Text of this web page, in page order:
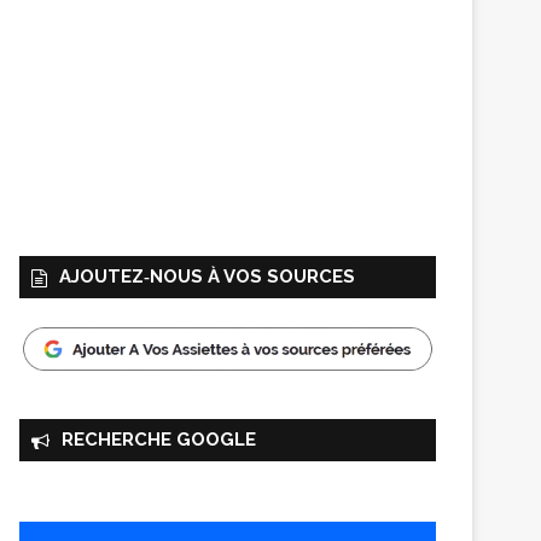
AJOUTEZ‑NOUS À VOS SOURCES
RECHERCHE GOOGLE